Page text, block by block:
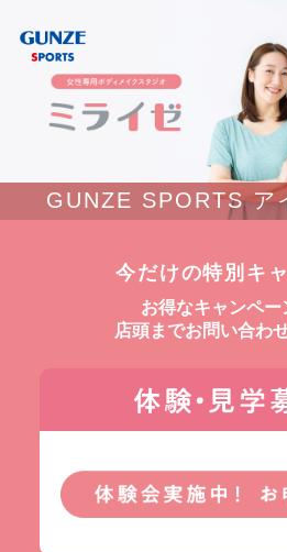
GUNZE SPORTS ア
今だけの特別キ
お得なキャンペー
店頭までお問い合わ